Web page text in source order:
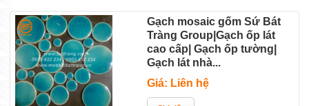
Gạch mosaic gốm Sứ Bát
Tràng Group|Gạch ốp lát
cao cấp| Gạch ốp tường|
Gạch lát nhà...
Giá: Liên hệ